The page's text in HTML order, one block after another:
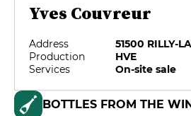
Yves Couvreur
Address
51500 RILLY-
Production
HVE
Services
On-site sale
BOTTLES FROM THE